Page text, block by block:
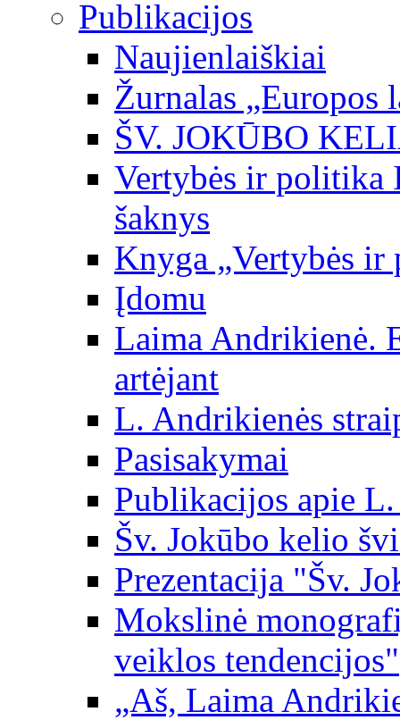
Publikacijos
Naujienlaiškiai
Žurnalas „Europos
ŠV. JOKŪBO
Vertybės ir politika
šaknys
Knyga „Vertybės
Įdomu
Laima Andrikienė.
artėjant
L. Andrikienės
Pasisakymai
Publikacijos apie
Šv. Jokūbo kelio
Prezentacija "Šv.
Mokslinė
veiklos tendencijos"
„Aš, Laima